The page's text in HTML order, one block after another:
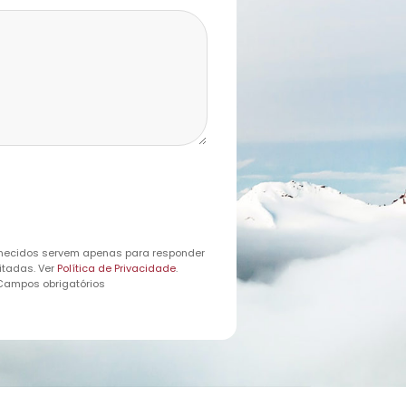
servem apenas para responder
Ver Política de Privacidade.
obrigatórios